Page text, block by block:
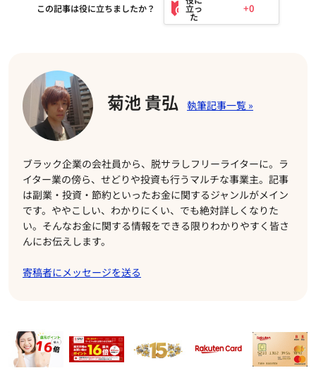
この記事は役に立ちましたか？ +0
菊池 貴弘
ブラック企業の会社員から、脱サラしフリーライターに。ラ
イター業の傍ら、せどりや投資も行うマルチな事業主。記事
は副業・投資・節約といったお金に関するジャンルがメイン
です。ややこしい、わかりにくい、でも絶対詳しくなりた
い。そんなお金に関する情報をできる限りわかりやすく皆さ
んにお伝えします。
寄稿者にメッセージを送る